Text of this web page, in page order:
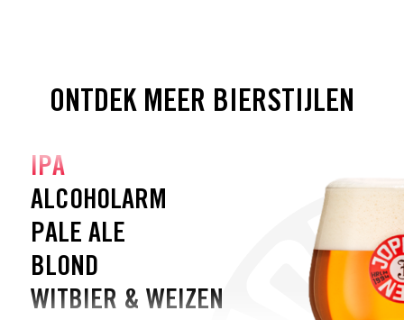
ONTDEK MEER BIERSTIJLEN
IPA
ALCOHOLARM
PALE ALE
BLOND
WITBIER & WEIZEN